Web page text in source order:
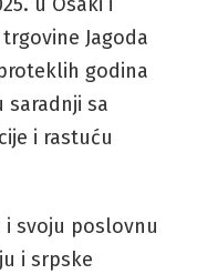
Jagoda
godina
saradnji sa
i rastuću
i svoju poslovnu
i srpske